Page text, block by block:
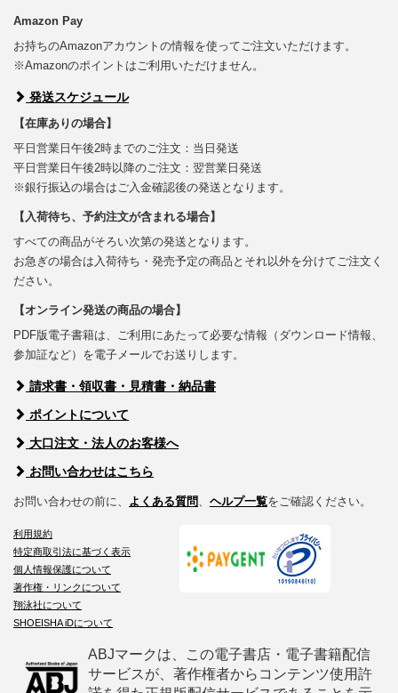
Amazon Pay
お持ちのAmazonアカウントの情報を使ってご注文いただけます。
※Amazonのポイントはご利用いただけません。
発送スケジュール
【在庫ありの場合】
平日営業日午後2時までのご注文：当日発送
平日営業日午後2時以降のご注文：翌営業日発送
※銀行振込の場合はご入金確認後の発送となります。
【入荷待ち、予約注文が含まれる場合】
すべての商品がそろい次第の発送となります。
お急ぎの場合は入荷待ち・発売予定の商品とそれ以外を分けてご注文く
ださい。
【オンライン発送の商品の場合】
PDF版電子書籍は、ご利用にあたって必要な情報（ダウンロード情報、
参加証など）を電子メールでお送りします。
請求書・領収書・見積書・納品書
ポイントについて
大口注文・法人のお客様へ
お問い合わせはこちら
お問い合わせの前に、 よくある質問、 ヘルプ一覧をご確認ください。
利用規約
特定商取引法に基づく表示
個人情報保護について
著作権・リンクについて
翔泳社について
SHOEISHA iDについて
ABJマークは、この電子書店・電子書籍配信
サービスが、著作権者からコンテンツ使用許